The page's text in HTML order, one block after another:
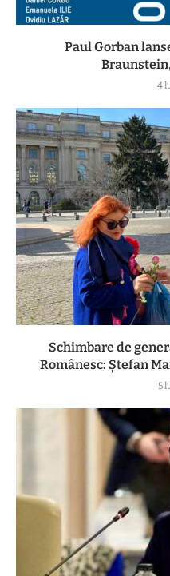
Paul Gorban
4
Schimbare de
Românesc: Ștefan
5